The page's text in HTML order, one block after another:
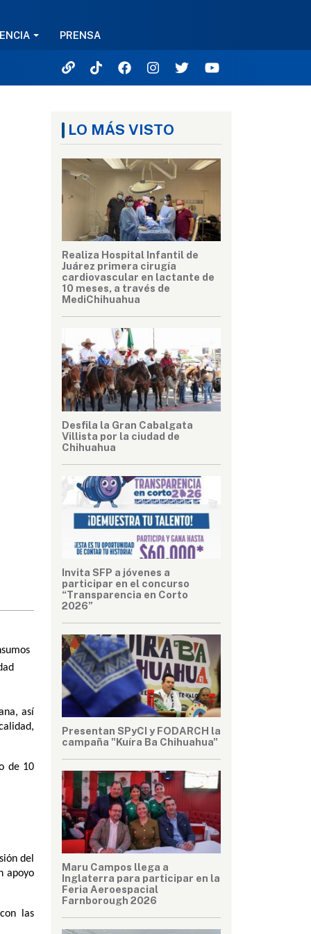
PRENSA
así
de 10
del
apoyo
las
LO MÁS VISTO
Realiza Hospital Infantil de
Juárez primera cirugía
cardiovascular en lactante de
10 meses, a través de
MediChihuahua
Desfila la Gran Cabalgata
Villista por la ciudad de
Chihuahua
Invita SFP a jóvenes a
participar en el concurso
“Transparencia en Corto
2026”
Presentan SPyCI y FODARCH la
campaña "Kuíra Ba Chihuahua"
Maru Campos llega a
Inglaterra para participar en la
Feria Aeroespacial
Farnborough 2026